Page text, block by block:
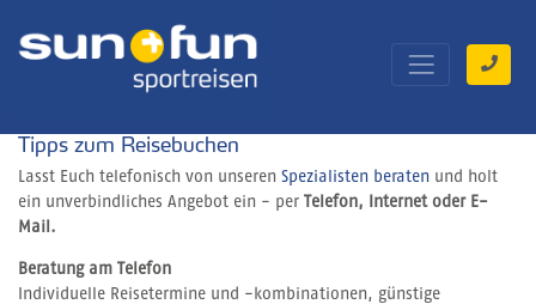
Tipps zum Reisebuchen
Lasst Euch telefonisch von unseren Spezialisten beraten und holt
ein unverbindliches Angebot ein - per Telefon, Internet oder E-
Mail.
Beratung am Telefon
Individuelle Reisetermine und -kombinationen, günstige